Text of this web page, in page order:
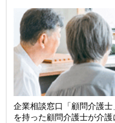
企業相談窓口「顧問介護
を持った顧問介護士が介護